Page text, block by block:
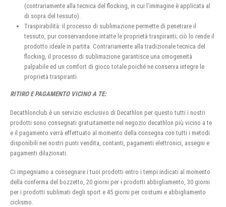
(contrariamente alla tecnica del flocking, in cui l’immagine è applicata al
di sopra del tessuto).
Traspirabilità: il processo di sublimazione permette di penetrare il
tessuto, pur conservandone intatte le proprietà traspiranti; ciò lo rende il
prodotto ideale in partita. Contrariamente alla tradizionale tecnica del
flocking, il processo di sublimazione garantisce una omogeneità
palpabile ed un comfort di gioco totale poiché ne conserva integre le
proprietà traspiranti.
RITIRO E PAGAMENTO VICINO A TE:
Decathlonclub è un servizio esclusivo di Decathlon per questo tutti i nostri
prodotti sono consegnati gratuitamente nel negozio decathlon più vicino a te
e il pagamento verrà effettuato al momento della consegna con tutti i metodi
disponibili nei nostri punti vendita, contanti, pagamenti elettronici, assegni e
pagamenti dilazionati.
Ci impegniamo a consegnare i tuoi prodotti entro i tempi indicati al momento
della conferma del bozzetto, 20 giorni per i prodotti abbigliamento, 30 giorni
per i prodotti sublimati degli sport e 45 giorni per costumi e abbigliamento
ciclismo.